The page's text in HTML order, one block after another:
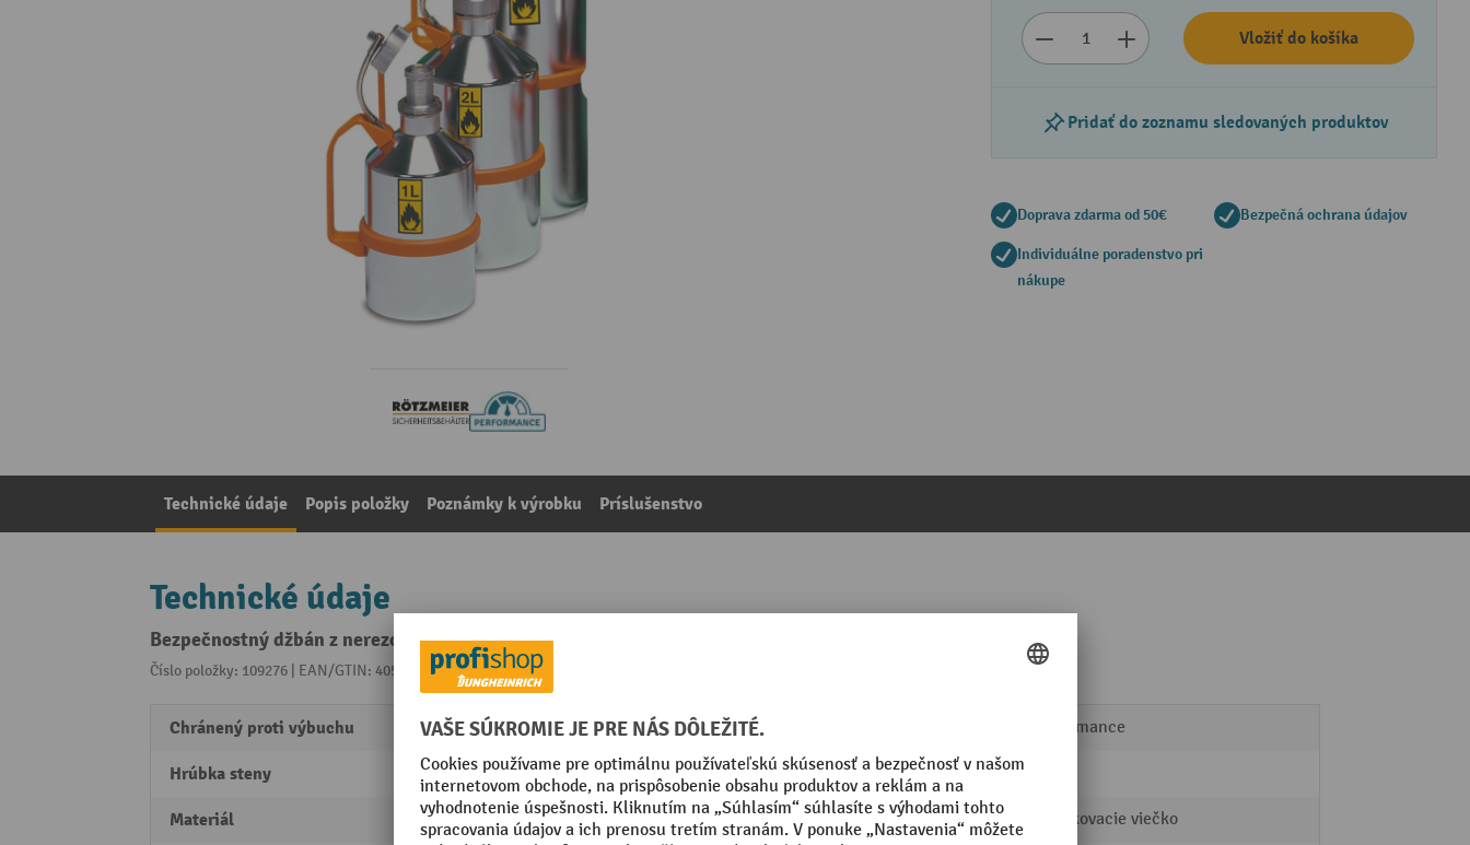
Vložiť do košíka
Pridať do zoznamu sledovaných produktov
Doprava zdarma od 50€ Bezpečná ochrana údajov
Individuálne poradenstvo pri
nákupe
Technické údaje Popis položky Poznámky k výrobku Príslušenstvo
Technické údaje
Bezpečnostný džbán z nerezovej ocele so skrutkovacím uzáverom
Číslo položky: 109276 | EAN/GTIN: 4055091047010Z kategórie:
Chránený proti výbuchu áno
Hrúbka steny 0.6 mm
Materiál Ušľachtilá oceľ
Segmentu Performance
Skrutkovacie viečko zaistené
Typ uzáveru Skrutkovacie viečko